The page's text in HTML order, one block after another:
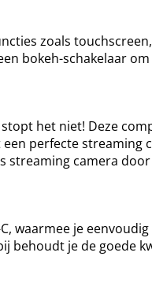
zoals
bokeh-schakelaar
het niet! Deze
perfecte streaming
streaming camera
waarmee je
behoudt je de goede